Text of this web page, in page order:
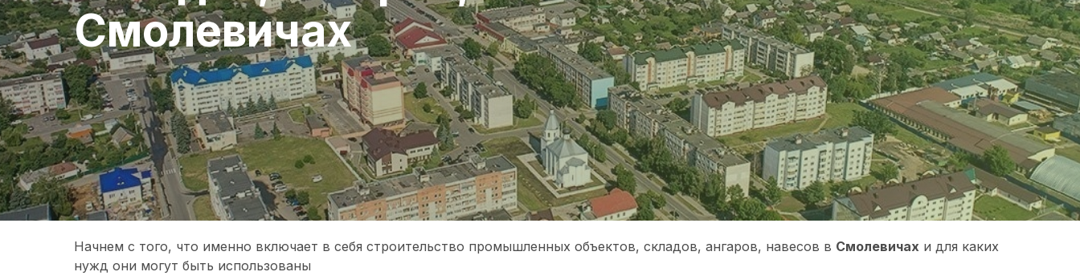
Смолевичах
Начнем с того, что именно включает в себя строительство промышленных объектов, складов, ангаров, навесов в Смолевичах и для каких
нужд они могут быть использованы